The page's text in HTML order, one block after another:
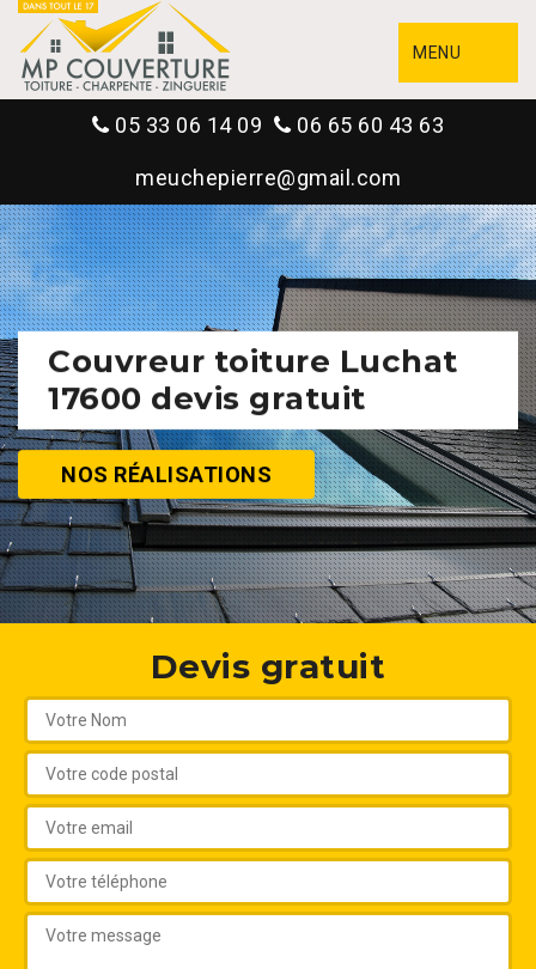
MENU
05 33 06 14 09 06 65 60 43 63
meuchepierre@gmail.com
Couvreur toiture Luchat
17600 devis gratuit
NOS RÉALISATIONS
Devis gratuit